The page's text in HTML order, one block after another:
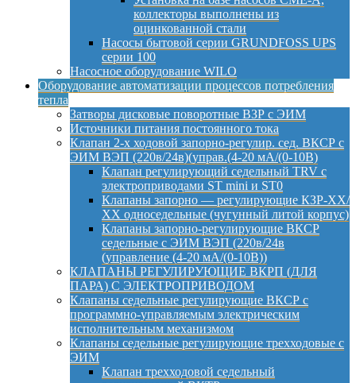
коллекторы выполнены из
оцинкованной стали
Насосы бытовой серии GRUNDFOSS UPS
серии 100
Насосное оборудование WILO
Оборудование автоматизации процессов потребления
тепла
Затворы дисковые поворотные ВЗР с ЭИМ
Источники питания постоянного тока
Клапан 2-х ходовой запорно-регулир. сед. ВКСР с
ЭИМ ВЭП (220в/24в)(управ.(4-20 мА/(0-10В)
Клапан регулирующий седельный TRV с
электроприводами ST mini и ST0
Клапаны запорно — регулирующие КЗР-ХХ/
ХХ односедельные (чугунный литой корпус)
Клапаны запорно-регулирующие ВКСР
седельные с ЭИМ ВЭП (220в/24в
(управление (4-20 мА/(0-10В))
КЛАПАНЫ РЕГУЛИРУЮЩИЕ ВКРП (ДЛЯ
ПАРА) С ЭЛЕКТРОПРИВОДОМ
Клапаны седельные регулирующие ВКСР с
программно-управляемым электрическим
исполнительным механизмом
Клапаны седельные регулирующие трехходовые с
ЭИМ
Клапан трехходовой седельный